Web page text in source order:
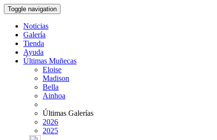
Toggle navigation
Noticias
Galería
Tienda
Ayuda
Últimas Muñecas
Eloise
Madison
Bella
Ainhoa
Últimas Galerías
2026
2025